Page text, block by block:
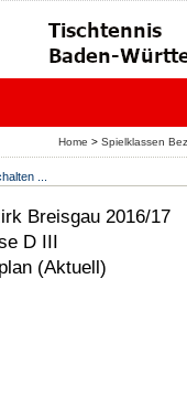
Home > Spielklassen
...
Breisgau 2016/17
D III
(Aktuell)